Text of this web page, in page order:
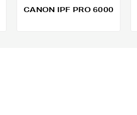
CANON IPF PRO 6000